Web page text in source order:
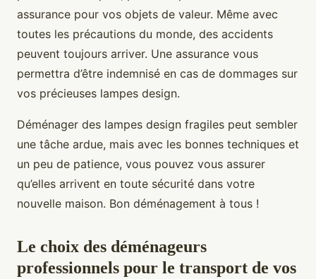
assurance pour vos objets de valeur. Même avec
toutes les précautions du monde, des accidents
peuvent toujours arriver. Une assurance vous
permettra d’être indemnisé en cas de dommages sur
vos précieuses lampes design.
Déménager des lampes design fragiles peut sembler
une tâche ardue, mais avec les bonnes techniques et
un peu de patience, vous pouvez vous assurer
qu’elles arrivent en toute sécurité dans votre
nouvelle maison. Bon déménagement à tous !
Le choix des déménageurs
professionnels pour le transport de vos